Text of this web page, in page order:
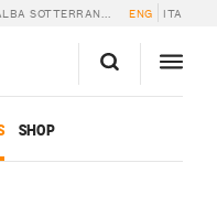
SOTTERRANEA ENG ITA
SHOP